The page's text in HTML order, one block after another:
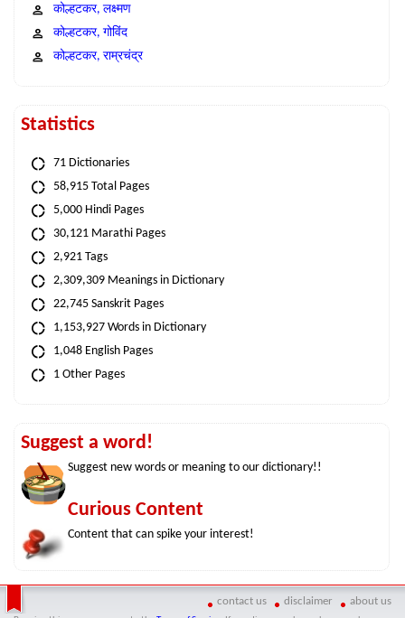
कोल्हटकर, लक्ष्मण
कोल्हटकर, गोविंद
कोल्हटकर, राम्रचंद्र
Statistics
71 Dictionaries
58,915 Total Pages
5,000 Hindi Pages
30,121 Marathi Pages
2,921 Tags
2,309,309 Meanings in Dictionary
22,745 Sanskrit Pages
1,153,927 Words in Dictionary
1,048 English Pages
1 Other Pages
Suggest a word!
Suggest new words or meaning to our dictionary!!
Curious Content
Content that can spike your interest!
contact us disclaimer about us